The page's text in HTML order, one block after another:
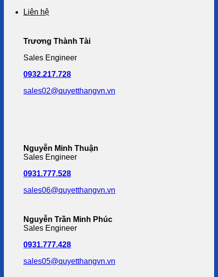
Liên hệ
Trương Thành Tài
Sales Engineer
0932.217.728
sales02@quyetthangvn.vn
Nguyễn Minh Thuận
Sales Engineer
0931.777.528
sales06@quyetthangvn.vn
Nguyễn Trần Minh Phúc
Sales Engineer
0931.777.428
sales05@quyetthangvn.vn